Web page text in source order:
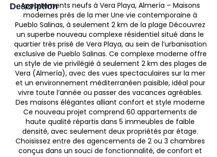
Description
Appartements neufs à Vera Playa, Almería – Maisons
modernes près de la mer Une vie contemporaine à
Pueblo Salinas, à seulement 2 km de la plage Découvrez
un superbe nouveau complexe résidentiel situé dans le
quartier très prisé de Vera Playa, au sein de l’urbanisation
exclusive de Pueblo Salinas. Ce complexe moderne offre
un style de vie privilégié à seulement 2 km des plages de
Vera (Almería), avec des vues spectaculaires sur la mer
et un environnement méditerranéen paisible, idéal pour
vivre toute l’année ou passer des vacances agréables.
Des maisons élégantes alliant confort et style moderne
Ce nouveau projet comprend 60 appartements de
haute qualité répartis dans 5 immeubles de faible
densité, avec seulement deux propriétés par étage.
Choisissez entre des agencements de 2 ou 3 chambres
conçus dans un souci de fonctionnalité, de confort et